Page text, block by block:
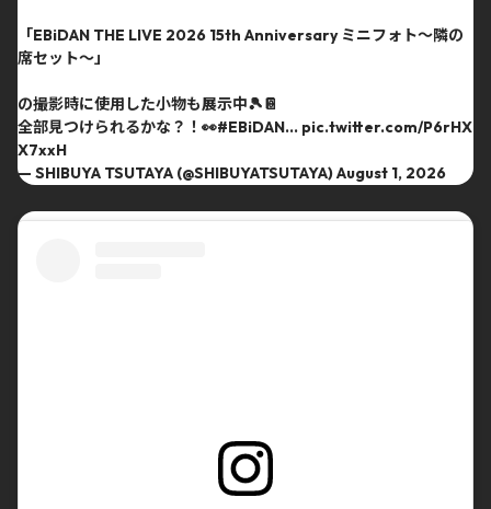
「EBiDAN THE LIVE 2026 15th Anniversary ミニフォト〜隣の
席セット〜」
の撮影時に使用した小物も展示中🎾📔
全部見つけられるかな？！👀#EBiDAN… pic.twitter.com/P6rHX
X7xxH
— SHIBUYA TSUTAYA (@SHIBUYATSUTAYA)August 1, 2026